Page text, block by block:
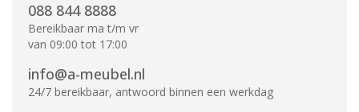
088 844 8888
Bereikbaar ma t/m vr
van 09:00 tot 17:00
info@a-meubel.nl
24/7 bereikbaar, antwoord binnen een werkdag